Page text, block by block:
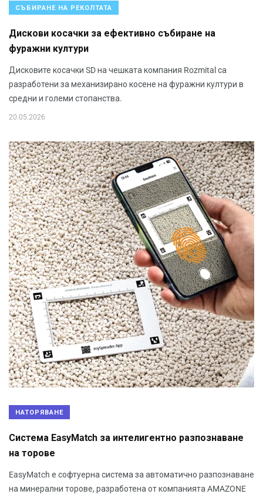
СЪБИРАНЕ НА РЕКОЛТАТА
Дискови косачки за ефективно събиране на
фуражни култури
Дисковите косачки SD на чешката компания Rozmital са
разработени за механизирано косене на фуражни култури в
средни и големи стопанства.
20.05.2026
НАТОРЯВАНЕ
Система EasyMatch за интелигентно разпознаване
на торове
EasyMatch е софтуерна система за автоматично разпознаване
на минерални торове, разработена от компанията AMAZONE